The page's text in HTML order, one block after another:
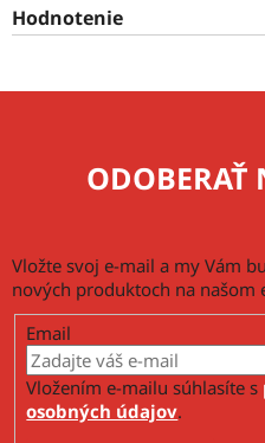
Hodnotenie
ODOBERAŤ
Vložte svoj e-mail a my Vám
nových produktoch na našom
Email
Vložením e-mailu súhlasíte s
osobných údajov.